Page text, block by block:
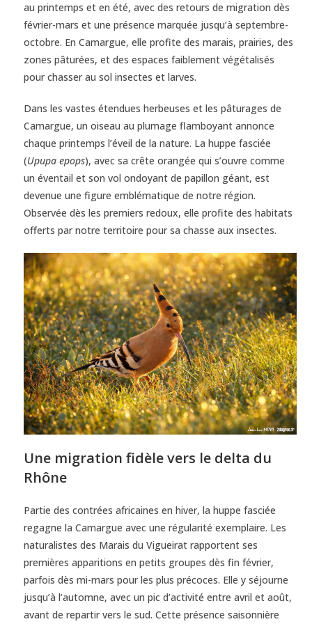
au printemps et en été, avec des retours de migration dès
février-mars et une présence marquée jusqu’à septembre-
octobre. En Camargue, elle profite des marais, prairies, des
zones pâturées, et des espaces faiblement végétalisés
pour chasser au sol insectes et larves.
Dans les vastes étendues herbeuses et les pâturages de
Camargue, un oiseau au plumage flamboyant annonce
chaque printemps l’éveil de la nature. La huppe fasciée
(Upupa epops), avec sa crête orangée qui s’ouvre comme
un éventail et son vol ondoyant de papillon géant, est
devenue une figure emblématique de notre région.
Observée dès les premiers redoux, elle profite des habitats
offerts par notre territoire pour sa chasse aux insectes.
Une migration fidèle vers le delta du
Rhône
Partie des contrées africaines en hiver, la huppe fasciée
regagne la Camargue avec une régularité exemplaire. Les
naturalistes des Marais du Vigueirat rapportent ses
premières apparitions en petits groupes dès fin février,
parfois dès mi-mars pour les plus précoces. Elle y séjourne
jusqu’à l’automne, avec un pic d’activité entre avril et août,
avant de repartir vers le sud. Cette présence saisonnière